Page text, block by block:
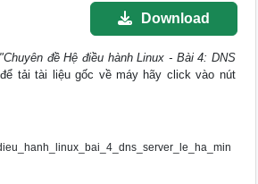
Download
"Chuyên đề Hệ điều hành Linux - Bài 4: DNS
tải tài liệu gốc về máy hãy click vào nút